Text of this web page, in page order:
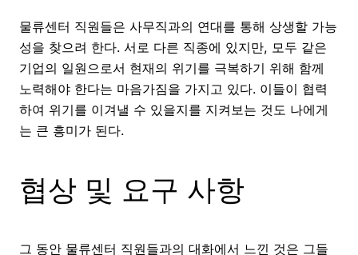
물류센터 직원들은 사무직과의 연대를 통해 상생할 가능
성을 찾으려 한다. 서로 다른 직종에 있지만, 모두 같은
기업의 일원으로서 현재의 위기를 극복하기 위해 함께
노력해야 한다는 마음가짐을 가지고 있다. 이들이 협력
하여 위기를 이겨낼 수 있을지를 지켜보는 것도 나에게
는 큰 흥미가 된다.
협상 및 요구 사항
그 동안 물류센터 직원들과의 대화에서 느낀 것은 그들